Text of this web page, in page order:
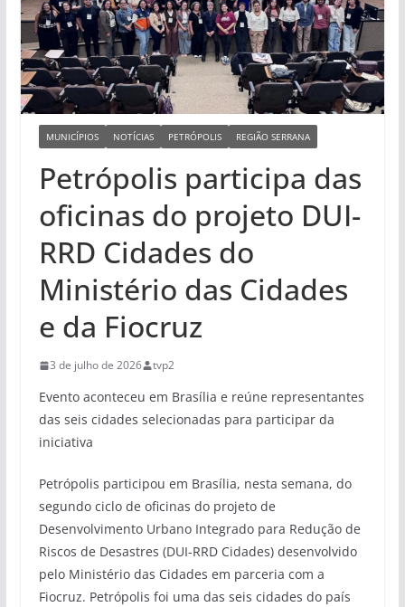
MUNICÍPIOS NOTÍCIAS PETRÓPOLIS REGIÃO SERRANA
Petrópolis participa das
oficinas do projeto DUI-
RRD Cidades do
Ministério das Cidades
e da Fiocruz
3 de julho de 2026 tvp2
Evento aconteceu em Brasília e reúne representantes
das seis cidades selecionadas para participar da
iniciativa
Petrópolis participou em Brasília, nesta semana, do
segundo ciclo de oficinas do projeto de
Desenvolvimento Urbano Integrado para Redução de
Riscos de Desastres (DUI-RRD Cidades) desenvolvido
pelo Ministério das Cidades em parceria com a
Fiocruz. Petrópolis foi uma das seis cidades do país